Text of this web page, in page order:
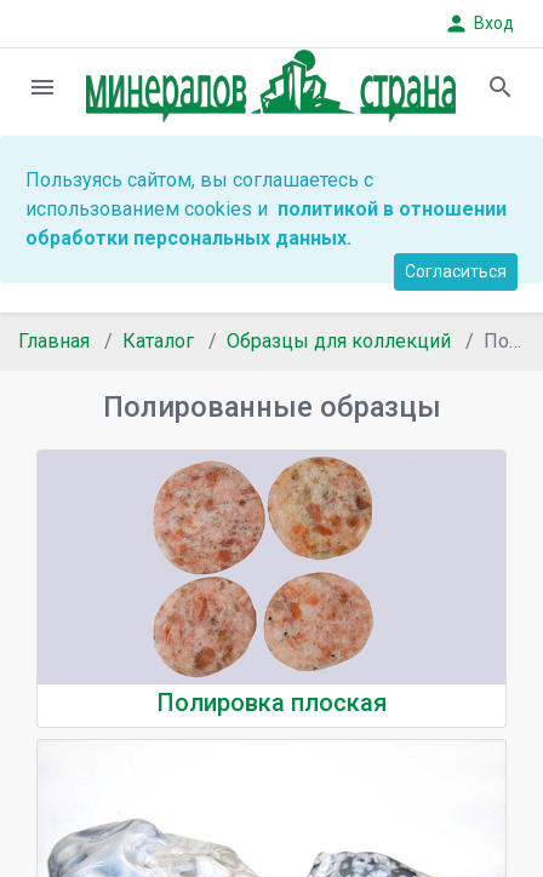
person Вход
menu search
Пользуясь сайтом, вы соглашаетесь с
использованием cookies и политикой в отношении
обработки персональных данных.
Согласиться
Главная Каталог Образцы для коллекций Полированные образцы
Полированные образцы
Полировка плоская